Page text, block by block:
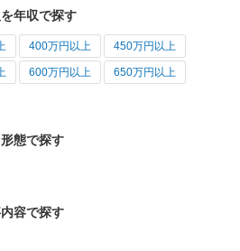
年収で探す
400万円以上 450万円以上
600万円以上 650万円以上
態で探す
容で探す